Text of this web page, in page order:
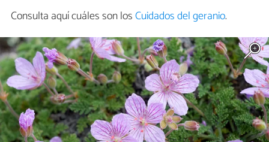
Consulta aquí cuáles son losCuidados del geranio.